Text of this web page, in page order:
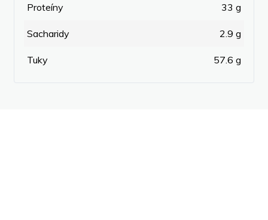
Proteíny 33 g
Sacharidy 2.9 g
Tuky 57.6 g